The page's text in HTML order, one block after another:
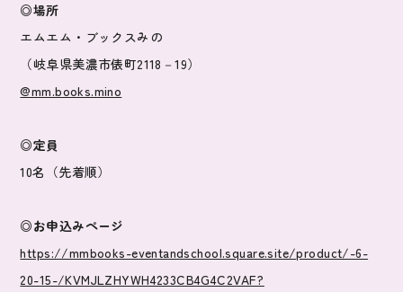
◎場所
エムエム・ブックスみの
（岐阜県美濃市俵町2118－19）
@mm.books.mino
◎定員
10名（先着順）
◎お申込みページ
https://mmbooks-eventandschool.square.site/product/-6-
20-15-/KVMJLZHYWH4233CB4G4C2VAF?